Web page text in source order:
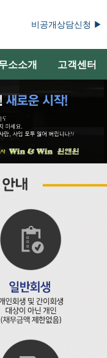
비공개상담신청 ▶
소소개 고객센터